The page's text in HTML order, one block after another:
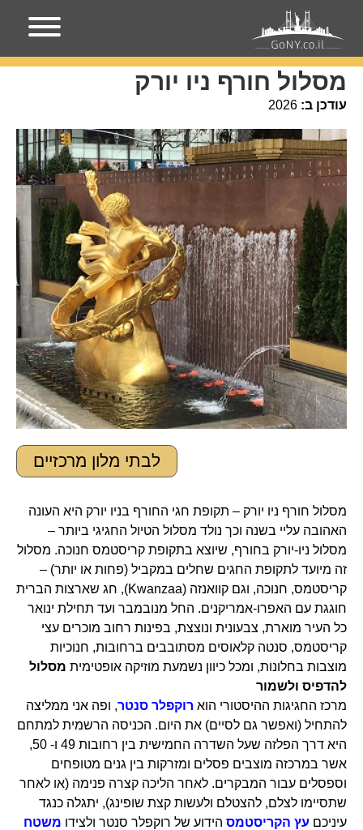
עמוד הבית אירועים בניו-יורק
מסלול חורף ניו יורק
עודכן ב: 2026
לבתי מלון מרכזיים
מסלול חורף ניו יורק – תקופת חגי החורף בניו יורק היא העונה
האהובה עליי בשנה וכך נולד מסלול הטיול החגיגי ביותר –
מסלול ניו-יורק בחורף, שיוצא בתקופת קריסטמס חנוכה. מסלול
זה מיועד לתקופת החגים שחלים במקביל (פחות או יותר) –
קריסטמס, חנוכה, וגם קוואנזה (Kwanzaa), חג שארצות הברית
חוגגת עם האפרו-אמריקנים. החל מנובמבר ועד תחילת ינואר
כל העיר מוארת, צבעונית ונוצצת, בפינות רחוב מוכרים עצי
קריסטמס, סנטה קלאוסים מסתובבים ברחובות, חנוכיות
מוצבות בחלונות, ומכל כיוון נשמעת מוזיקה אופטימית מסלול
להדפיס ולשמור
מרכז החגיגות ההיסטורי הוא רוקפלר סנטר, ופה אני ממליצה
להתחיל (ואפשר גם לסיים) את היום. הכניסה הרשמית למתחם
היא דרך הפלזה שעל השדרה החמישית בין רחובות 49 ו- 50,
אשר במרכזה מוצבים פסלים ומזרקות בין גנים מטופחים
וספסלים עבור המבקרים. לאחר הליכה קצרה פנימה (או לאחר
שתסיימו לצלם, להצטלם ולעשות קצת שופינג), יתגלה כנגד
עיניכם עץ הקריסטמס הידוע של רוקפלר סנטר ולצידו משטח